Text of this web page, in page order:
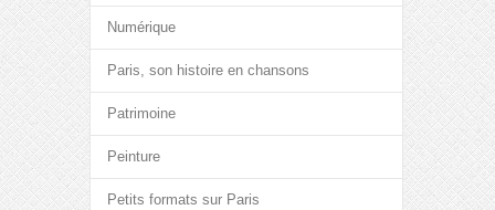
Numérique
Paris, son histoire en chansons
Patrimoine
Peinture
Petits formats sur Paris